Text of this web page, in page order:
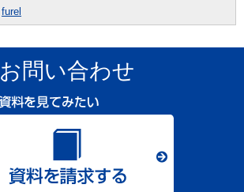
furel
お問い合わせ